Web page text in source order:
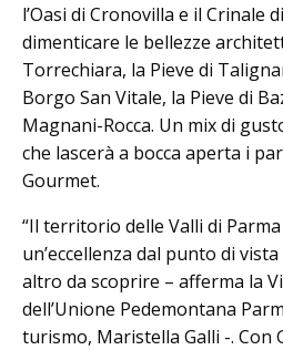
l’Oasi di Cronovilla e il Crinale
dimenticare le bellezze
Torrechiara, la Pieve di
Borgo San Vitale, la Pieve di
Magnani-Rocca. Un mix di
che lascerà a bocca aperta i
Gourmet.
“Il territorio delle Valli di
un’eccellenza dal punto di
altro da scoprire – afferma la
dell’Unione Pedemontana
turismo, Maristella Galli -. Con